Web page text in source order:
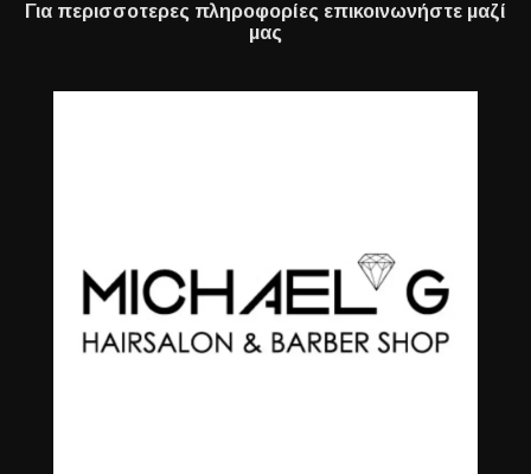
Για περισσοτερες πληροφορίες επικοινωνήστε μαζί
μας